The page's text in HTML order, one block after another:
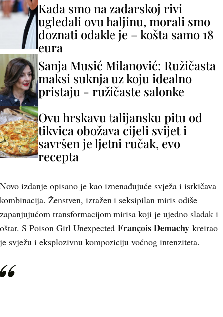
Kada smo na zadarskoj rivi
ugledali ovu haljinu, morali smo
doznati odakle je – košta samo 18
eura
Sanja Musić Milanović: Ružičasta
maksi suknja uz koju idealno
pristaju - ružičaste salonke
Ovu hrskavu talijansku pitu od
tikvica obožava cijeli svijet i
savršen je ljetni ručak, evo
recepta
Novo izdanje opisano je kao iznenađujuće svježa i isrkičava
kombinacija. Ženstven, izražen i seksipilan miris odiše
zapanjujućom transformacijom mirisa koji je ujedno sladak i
oštar. S Poison Girl Unexpected François Demachy kreirao
je svježu i eksplozivnu kompoziciju voćnog intenziteta.